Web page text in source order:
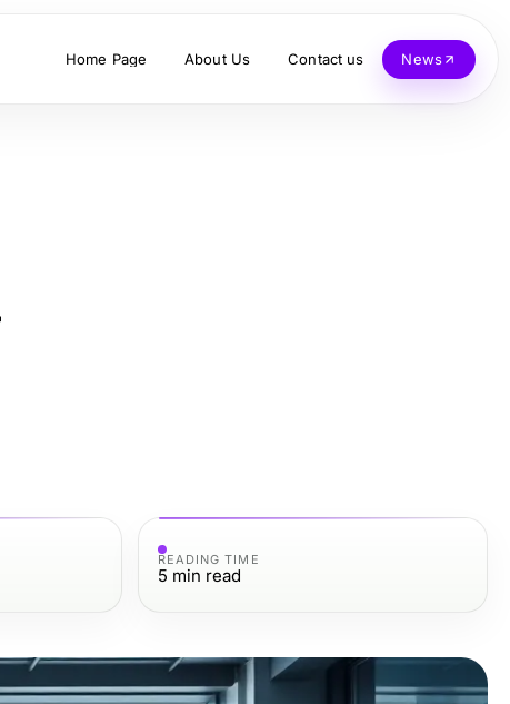
Home Page About Us Contact us News
READING TIME
5 min read